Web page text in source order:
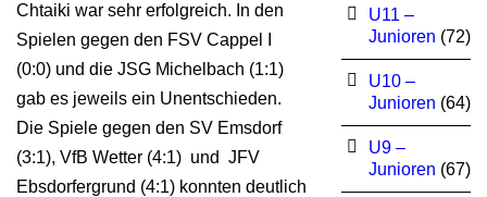
Chtaiki war sehr erfolgreich. In den
Spielen gegen den FSV Cappel I
(0:0) und die JSG Michelbach (1:1)
gab es jeweils ein Unentschieden.
Die Spiele gegen den SV Emsdorf
(3:1), VfB Wetter (4:1) und JFV
Ebsdorfergrund (4:1) konnten deutlich
U11 –
Junioren (72)
U10 –
Junioren (64)
U9 –
Junioren (67)